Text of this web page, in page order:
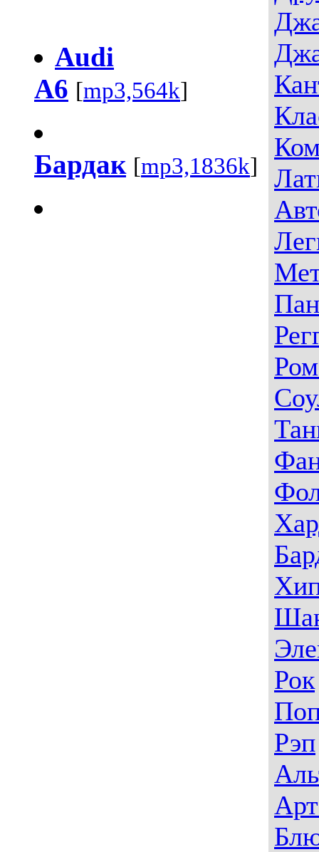
Рок
Рэп
Audi
A6 [mp3,564k]
Бардак [mp3,1836k]